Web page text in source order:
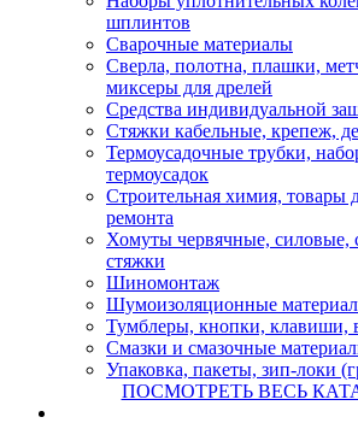
шплинтов
Сварочные материалы
Сверла, полотна, плашки,
миксеры для дрелей
Средства индивидуальной
Стяжки кабельные, крепеж,
Термоусадочные трубки,
термоусадок
Строительная химия, товары
ремонта
Хомуты червячные, силовые,
стяжки
Шиномонтаж
Шумоизоляционные
Тумблеры, кнопки, клавиши,
Смазки и смазочные
Упаковка, пакеты, зип-локи
ПОСМОТРЕТЬ ВЕСЬ